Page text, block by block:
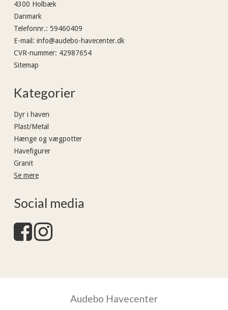
4300 Holbæk
Danmark
Telefonnr.: 59460409
E-mail : info@audebo-havecenter.dk
CVR-nummer: 42987654
Sitemap
Kategorier
Dyr i haven
Plast/Metal
Hænge og vægpotter
Havefigurer
Granit
Se mere
Social media
Audebo Havecenter